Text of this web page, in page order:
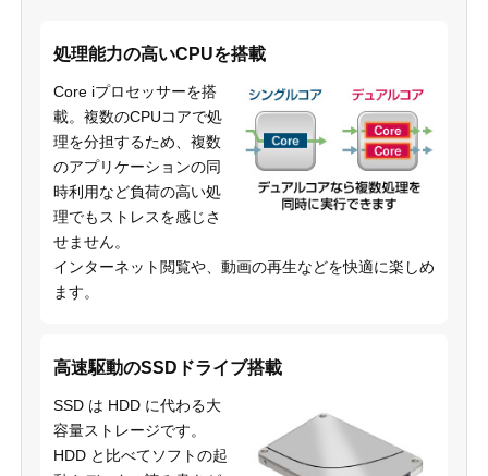
処理能力の高いCPUを搭載
Core iプロセッサーを搭
載。複数のCPUコアで処
理を分担するため、複数
のアプリケーションの同
時利用など負荷の高い処
理でもストレスを感じさ
せません。
インターネット閲覧や、動画の再生などを快適に楽しめ
ます。
高速駆動のSSDドライブ搭載
SSD は HDD に代わる大
容量ストレージです。
HDD と比べてソフトの起